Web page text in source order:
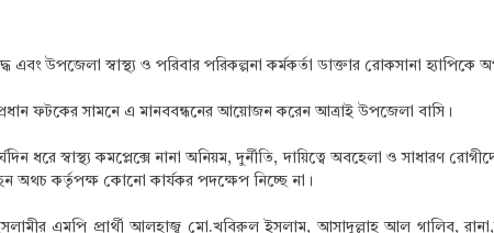
এবং উপজেলা স্বাস্থ্য ও পরিবার পরিকল্পনা কর্মকর্তা ডাক্তার রোকসানা হ্যাপিকে
প্রধান ফটকের সামনে এ মানববন্ধনের আয়োজন করেন আত্রাই উপজেলা বাসি।
স্বাস্থ্য কমপ্লেক্সে নানা অনিয়ম, দুর্নীতি, দায়িত্বে অবহেলা ও সাধারণ
অথচ কর্তৃপক্ষ কোনো কার্যকর পদক্ষেপ নিচ্ছে না।
এমপি প্রার্থী আলহাজ্ব মো.খবিরুল ইসলাম, আসাদুল্লাহ আল গালিব,